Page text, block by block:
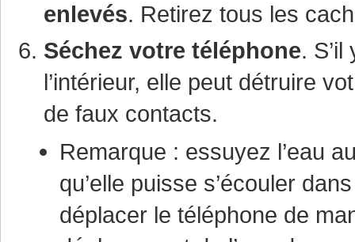
enlevés. Retirez tous les
Séchez votre téléphone.
l’intérieur, elle peut détruire
de faux contacts.
Remarque : essuyez l’eau
qu’elle puisse s’écouler
déplacer le téléphone de